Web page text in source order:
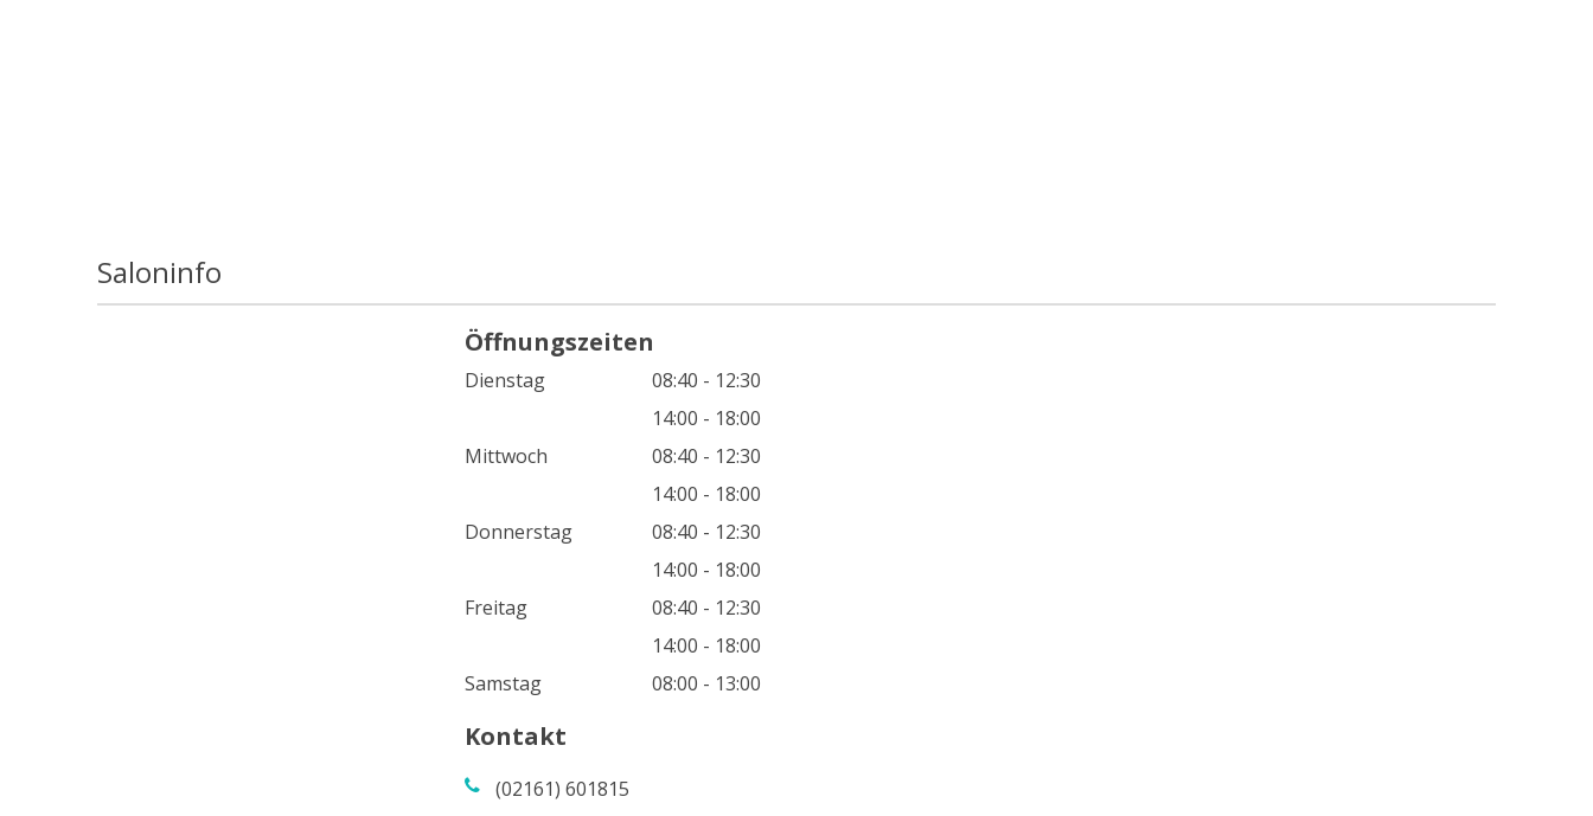
Saloninfo
Öffnungszeiten
Dienstag
08:40 - 12:30
14:00 - 18:00
Mittwoch
08:40 - 12:30
14:00 - 18:00
Donnerstag
08:40 - 12:30
14:00 - 18:00
Freitag
08:40 - 12:30
14:00 - 18:00
Samstag
08:00 - 13:00
Kontakt
(02161) 601815